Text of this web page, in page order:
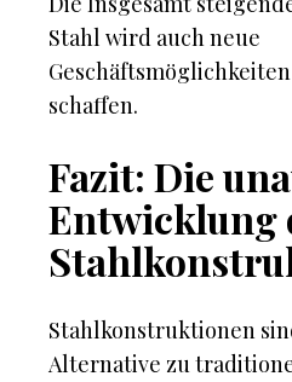
Stahl wird auch neue
schaffen.
Fazit: Die
Entwicklung
Stahlkonstruktionen
Alternative zu